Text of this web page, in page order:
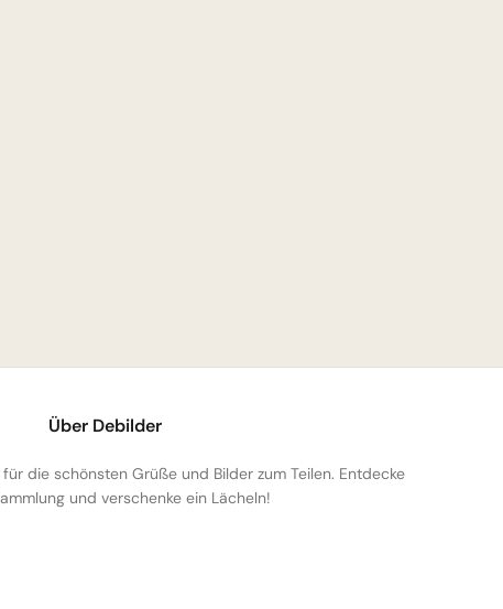
Über Debilder
die schönsten Grüße und Bilder zum Teilen. Entdecke
und verschenke ein Lächeln!